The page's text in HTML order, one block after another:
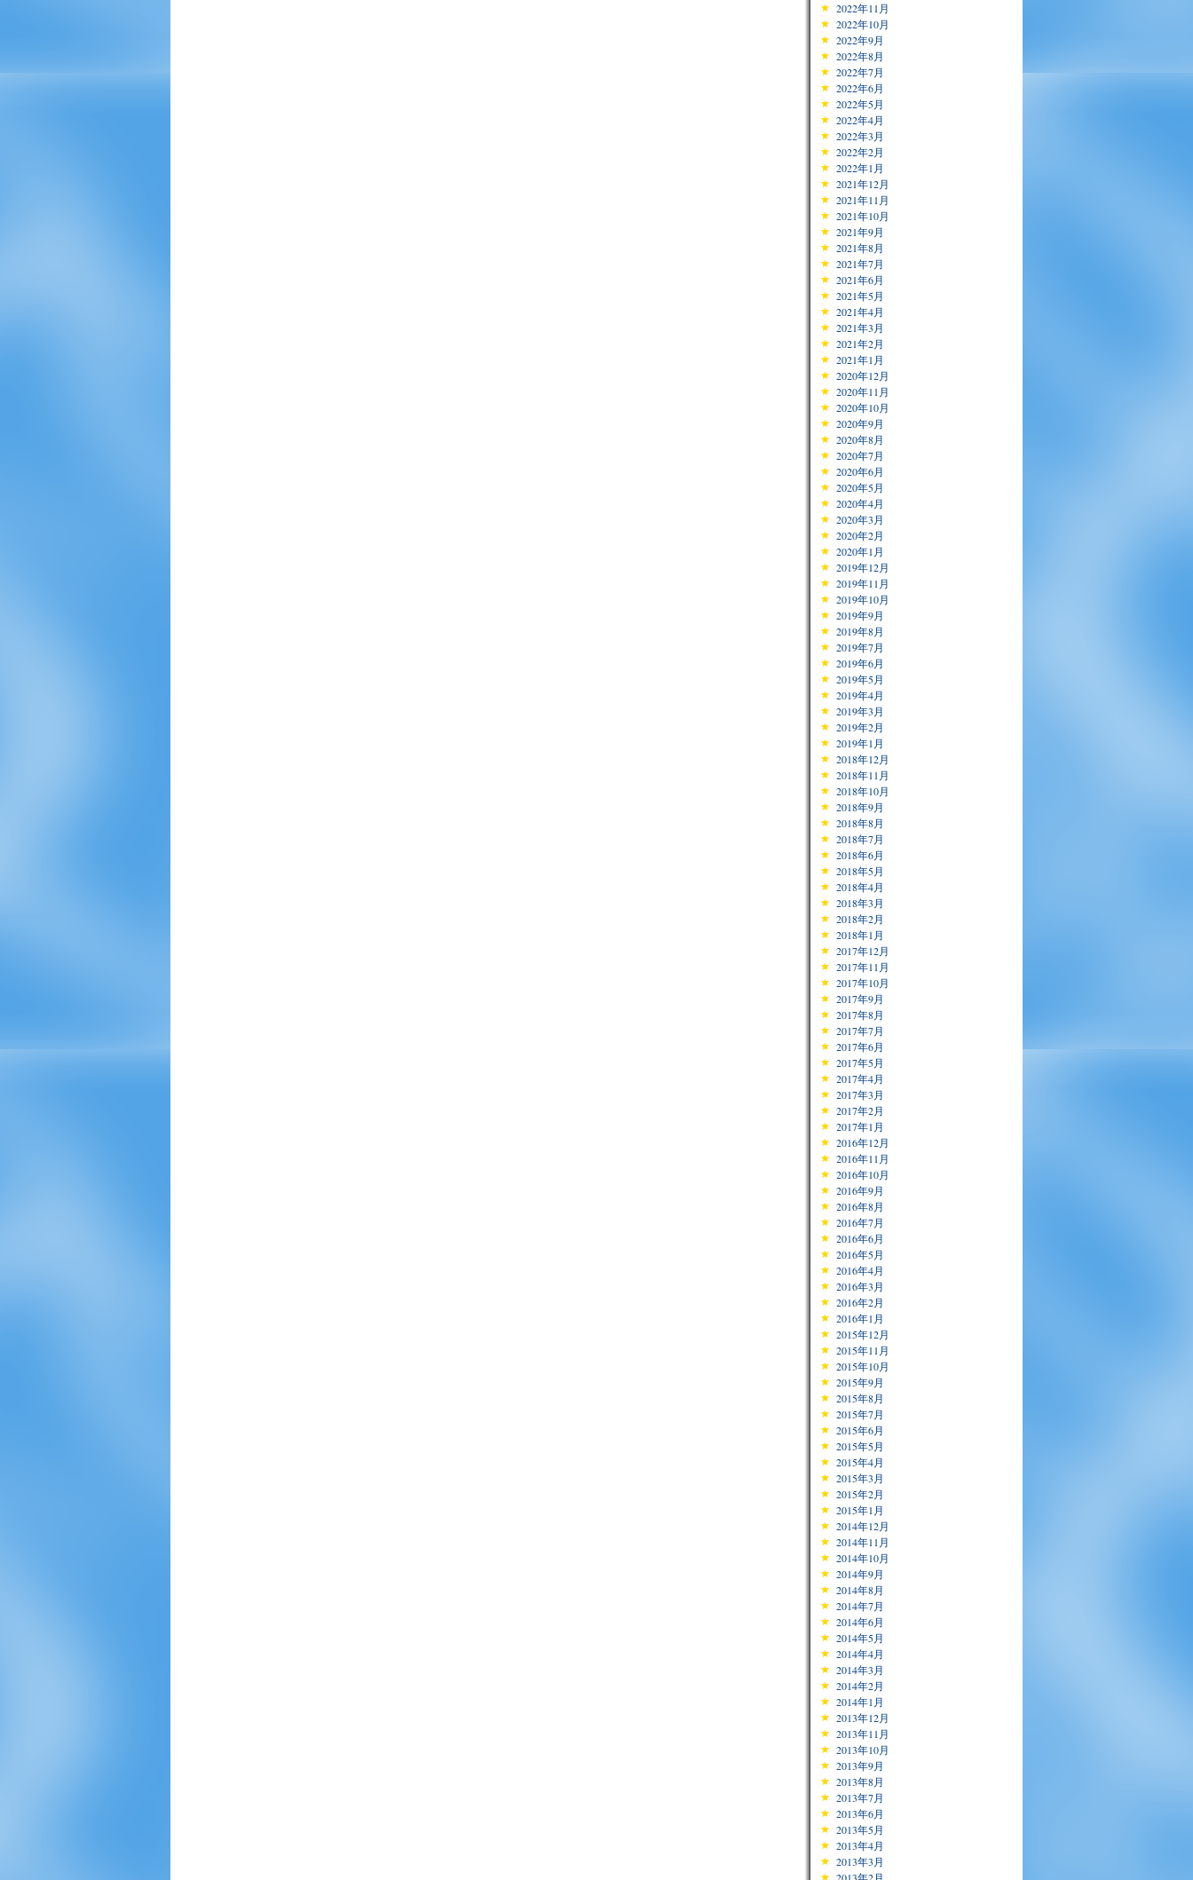
2022年11月
2022年10月
2022年9月
2022年8月
2022年7月
2022年6月
2022年5月
2022年4月
2022年3月
2022年2月
2022年1月
2021年12月
2021年11月
2021年10月
2021年9月
2021年8月
2021年7月
2021年6月
2021年5月
2021年4月
2021年3月
2021年2月
2021年1月
2020年12月
2020年11月
2020年10月
2020年9月
2020年8月
2020年7月
2020年6月
2020年5月
2020年4月
2020年3月
2020年2月
2020年1月
2019年12月
2019年11月
2019年10月
2019年9月
2019年8月
2019年7月
2019年6月
2019年5月
2019年4月
2019年3月
2019年2月
2019年1月
2018年12月
2018年11月
2018年10月
2018年9月
2018年8月
2018年7月
2018年6月
2018年5月
2018年4月
2018年3月
2018年2月
2018年1月
2017年12月
2017年11月
2017年10月
2017年9月
2017年8月
2017年7月
2017年6月
2017年5月
2017年4月
2017年3月
2017年2月
2017年1月
2016年12月
2016年11月
2016年10月
2016年9月
2016年8月
2016年7月
2016年6月
2016年5月
2016年4月
2016年3月
2016年2月
2016年1月
2015年12月
2015年11月
2015年10月
2015年9月
2015年8月
2015年7月
2015年6月
2015年5月
2015年4月
2015年3月
2015年2月
2015年1月
2014年12月
2014年11月
2014年10月
2014年9月
2014年8月
2014年7月
2014年6月
2014年5月
2014年4月
2014年3月
2014年2月
2014年1月
2013年12月
2013年11月
2013年10月
2013年9月
2013年8月
2013年7月
2013年6月
2013年5月
2013年4月
2013年3月